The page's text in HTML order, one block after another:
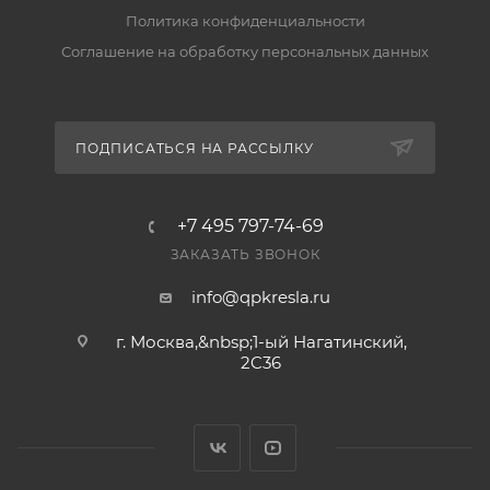
складе передаём заказ в транспортную компанию
Да, на товар действует гарантия производителя, а
Политика конфиденциальности
Соглашение на обработку персональных данных
ПОДПИСАТЬСЯ НА РАССЫЛКУ
+7 495 797-74-69
ЗАКАЗАТЬ ЗВОНОК
info@qpkresla.ru
г. Москва,&nbsp;1-ый Нагатинский,
2C36